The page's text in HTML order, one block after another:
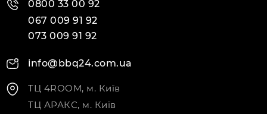
0800 33 00 92
067 009 91 92
073 009 91 92
info@bbq24.com.ua
ТЦ 4ROOM, м. Київ
ТЦ АРАКС, м. Київ